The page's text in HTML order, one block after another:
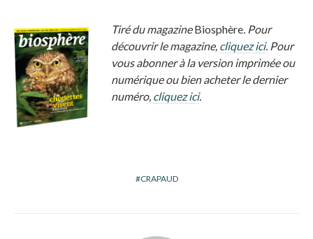
Tiré du magazineBiosphère . Pour
découvrir le magazine, cliquez ici. Pour
vous abonner à la version imprimée ou
numérique ou bien acheter le dernier
numéro, cliquez ici.
CRAPAUD